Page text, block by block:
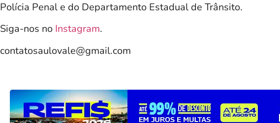
Polícia Penal e do Departamento Estadual de Trânsito.
Siga-nos no Instagram.
contatosaulovale@gmail.com